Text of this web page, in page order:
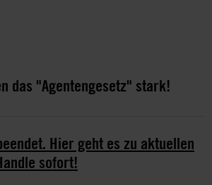
das "Agentengesetz" stark!
Hier geht es zu aktuellen
sofort!